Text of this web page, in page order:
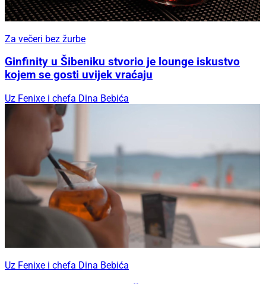
Za večeri bez žurbe
Ginfinity u Šibeniku stvorio je lounge iskustvo
kojem se gosti uvijek vraćaju
Uz Fenixe i chefa Dina Bebića
Uz Fenixe i chefa Dina Bebića